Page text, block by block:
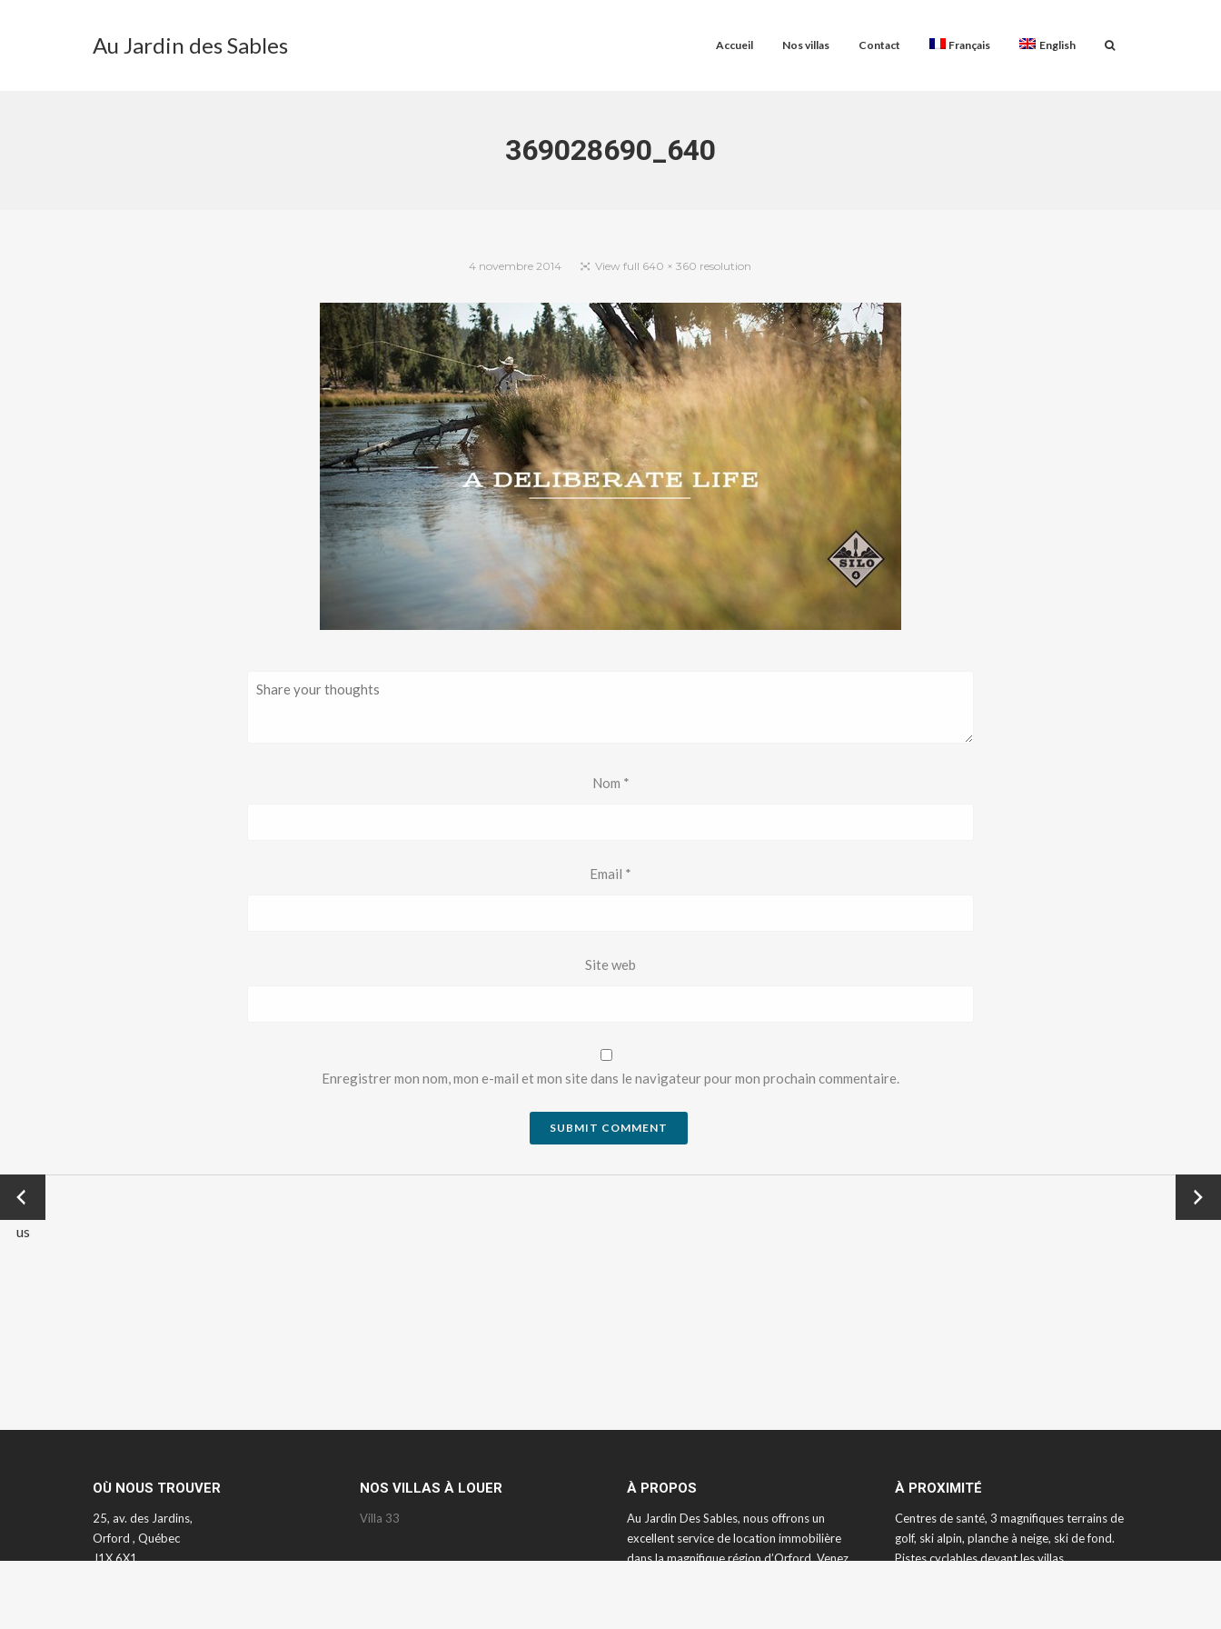
Au Jardin des Sables Accueil Nos villas Contact Français English
369028690_640
4 novembre 2014 View full 640 × 360 resolution
Nom *
Email *
Site web
Enregistrer mon nom, mon e-mail et mon site dans le navigateur pour mon prochain commentaire.
←
Previo
us
Next
→
OÙ NOUS TROUVER
25, av. des Jardins,
Orford , Québec
J1X 6X1
NOS VILLAS À LOUER
Villa 33
À PROPOS
Au Jardin Des Sables, nous offrons un
excellent service de location immobilière
dans la magnifique région d’Orford. Venez
À PROXIMITÉ
Centres de santé, 3 magnifiques terrains de
golf, ski alpin, planche à neige, ski de fond.
Pistes cyclables devant les villas.